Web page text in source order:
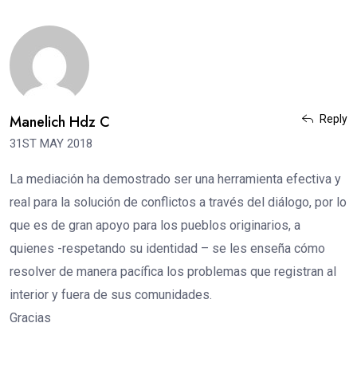
Manelich Hdz C
31ST MAY 2018
Reply
La mediación ha demostrado ser una herramienta efectiva y
real para la solución de conflictos a través del diálogo, por lo
que es de gran apoyo para los pueblos originarios, a
quienes -respetando su identidad – se les enseña cómo
resolver de manera pacífica los problemas que registran al
interior y fuera de sus comunidades.
Gracias